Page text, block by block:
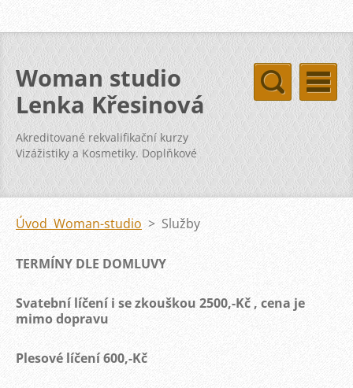
Woman studio
Lenka Křesinová
Akreditované rekvalifikační kurzy
Vizážistiky a Kosmetiky. Doplňkové
kurzy svatba vizáž kosmetika pleť
Úvod Woman-studio > Služby
TERMÍNY DLE DOMLUVY
Svatební líčení i se zkouškou 2500,-Kč , cena je
mimo dopravu
Plesové líčení 600,-Kč